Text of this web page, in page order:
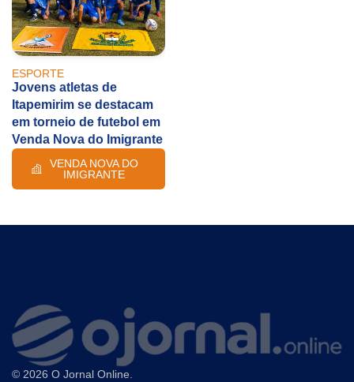
ESPORTE
Jovens atletas de
Itapemirim se destacam
em torneio de futebol em
Venda Nova do Imigrante
VENDA NOVA DO
IMIGRANTE
© 2026 O Jornal Online.